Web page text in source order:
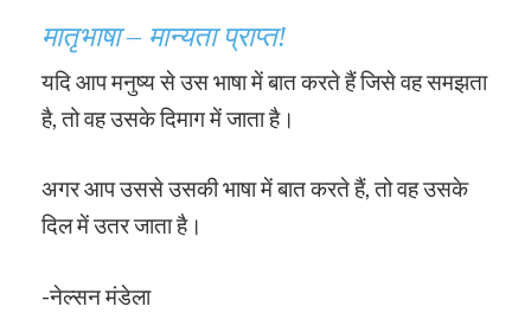
मातृभाषा – मान्यता प्राप्त!
यदि आप मनुष्य से उस भाषा में बात करते हैं जिसे वह समझता
है, तो वह उसके दिमाग में जाता है।
अगर आप उससे उसकी भाषा में बात करते हैं, तो वह उसके
दिल में उतर जाता है।
-नेल्सन मंडेला